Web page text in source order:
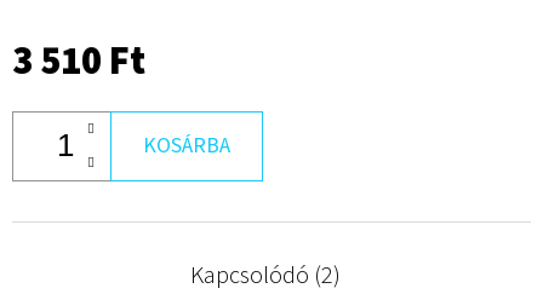
3 510 Ft
KOSÁRBA
Kapcsolódó (2)